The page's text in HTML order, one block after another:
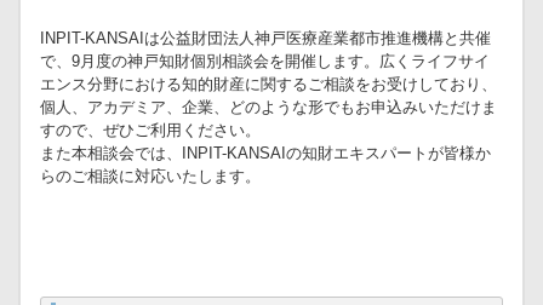
INPIT-KANSAIは公益財団法人神戸医療産業都市推進機構と共催
で、9月度の神戸知財個別相談会を開催します。広くライフサイ
エンス分野における知的財産に関するご相談をお受けしており、
個人、アカデミア、企業、どのような形でもお申込みいただけま
すので、ぜひご利用ください。
また本相談会では、INPIT-KANSAIの知財エキスパートが皆様か
らのご相談に対応いたします。